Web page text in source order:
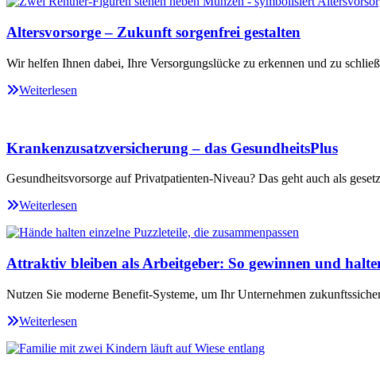
Altersvorsorge – Zukunft sorgenfrei gestalten
Wir helfen Ihnen dabei, Ihre Versorgungslücke zu erkennen und zu
Weiterlesen
Krankenzusatzversicherung – das GesundheitsPlus
Gesundheitsvorsorge auf Privatpatienten-Niveau? Das geht auch als
Weiterlesen
Attraktiv bleiben als Arbeitgeber: So gewinnen und
Nutzen Sie moderne Benefit-Systeme, um Ihr Unternehmen
Weiterlesen